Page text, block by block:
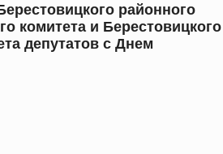
районного
комитета и Берестовицкого
депутатов с Днем